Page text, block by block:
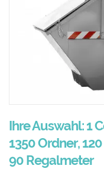
Ihre Auswahl: 1
1350 Ordner,
90 Regalmeter